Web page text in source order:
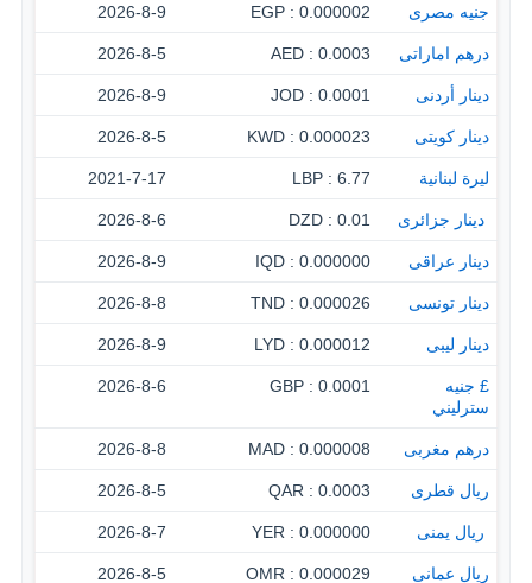
جنيه مصرى 0.000002 : EGP
2026-8-9
درهم اماراتى 0.0003 : AED
2026-8-5
دينار أردنى 0.0001 : JOD
2026-8-9
دينار كويتى 0.000023 : KWD
2026-8-5
ليرة لبنانية 6.77 : LBP
2021-7-17
‏ دينار جزائرى 0.01 : DZD
2026-8-6
دينار عراقى 0.000000 : IQD
2026-8-9
دينار تونسى 0.000026 : TND
2026-8-8
دينار ليبى 0.000012 : LYD
2026-8-9
£ جنيه
سترليني
0.0001 : GBP
2026-8-6
درهم مغربى 0.000008 : MAD
2026-8-8
ريال قطرى 0.0003 : QAR
2026-8-5
‏ ريال يمنى 0.000000 : YER
2026-8-7
ريال عمانى 0.000029 : OMR
2026-8-5